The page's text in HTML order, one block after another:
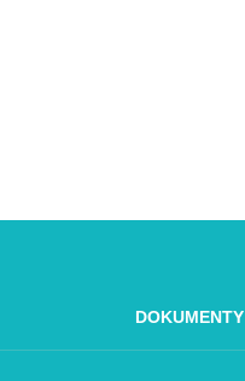
DOKUMENTY